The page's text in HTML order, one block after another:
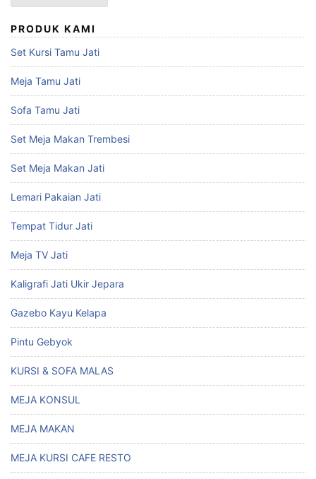
PRODUK KAMI
Set Kursi Tamu Jati
Meja Tamu Jati
Sofa Tamu Jati
Set Meja Makan Trembesi
Set Meja Makan Jati
Lemari Pakaian Jati
Tempat Tidur Jati
Meja TV Jati
Kaligrafi Jati Ukir Jepara
Gazebo Kayu Kelapa
Pintu Gebyok
KURSI & SOFA MALAS
MEJA KONSUL
MEJA MAKAN
MEJA KURSI CAFE RESTO